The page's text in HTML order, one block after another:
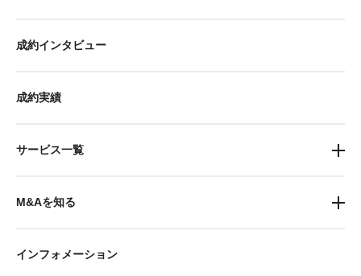
成約インタビュー
成約実績
サービス一覧
M&Aを知る
インフォメーション